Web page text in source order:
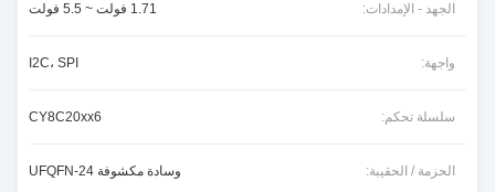
الجهد - الإمدادات: 1.71 فولت ~ 5.5 فولت
واجهة: I2C، SPI
سلسلة تحكم: CY8C20xx6
الحزمة / الحقيبة: وسادة مكشوفة 24-UFQFN